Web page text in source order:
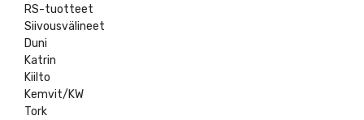
RS-tuotteet
Siivousvälineet
Duni
Katrin
Kiilto
Kemvit/KW
Tork